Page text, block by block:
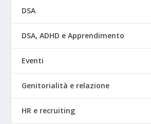
DSA
DSA, ADHD e Apprendimento
Eventi
Genitorialità e relazione
HR e recruiting